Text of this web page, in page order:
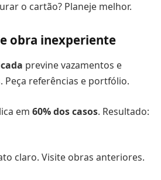
o cartão? Planeje melhor.
obra inexperiente
previne vazamentos e
referências e portfólio.
em 60% dos casos. Resultado:
claro. Visite obras anteriores.